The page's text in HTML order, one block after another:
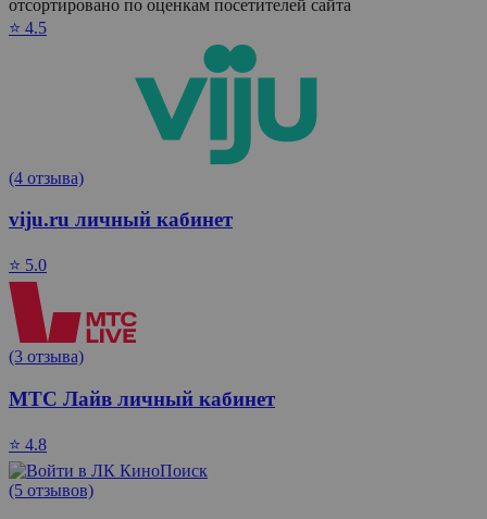
отсортировано по оценкам посетителей сайта
⭐ 4.5
(4 отзыва)
viju.ru личный кабинет
⭐ 5.0
(3 отзыва)
МТС Лайв личный кабинет
⭐ 4.8
(5 отзывов)